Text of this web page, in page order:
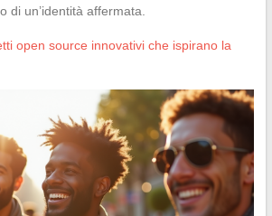
di un’identità affermata.
open source innovativi che ispirano la